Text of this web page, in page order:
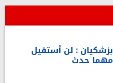
بزشكيان : لن أستقيل
مهما حدث